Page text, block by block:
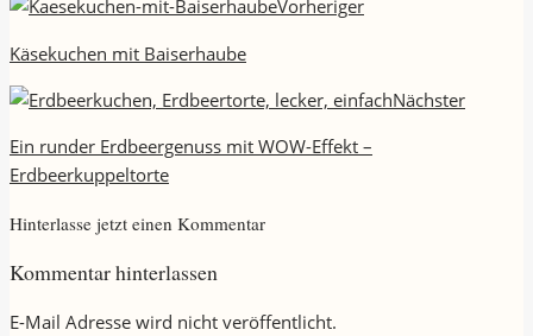
Vorheriger
Käsekuchen mit Baiserhaube
Nächster
Ein runder Erdbeergenuss mit WOW-Effekt –
Erdbeerkuppeltorte
Hinterlasse jetzt einen Kommentar
Kommentar hinterlassen
E-Mail Adresse wird nicht veröffentlicht.